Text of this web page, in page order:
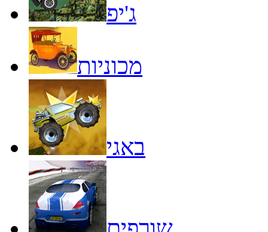
ג'יפ
מכוניות
באגי